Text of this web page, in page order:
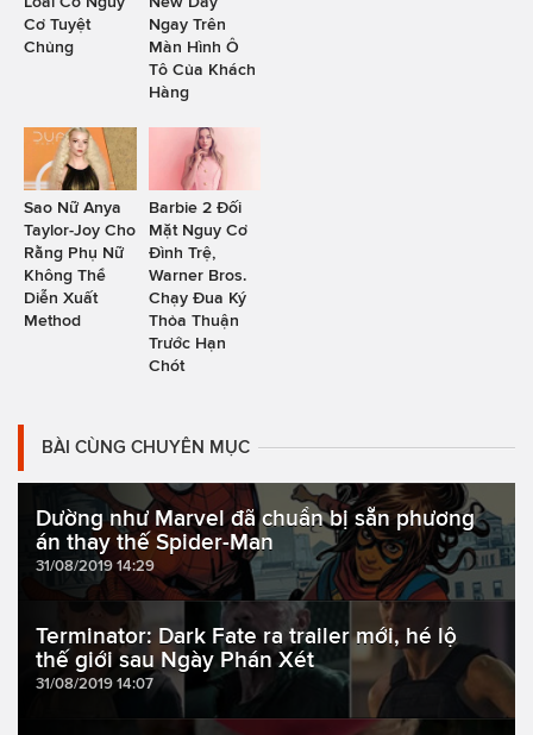
Cơ Tuyệt
Chủng
Ngay Trên
Màn Hình Ô
Tô Của Khách
Hàng
Sao Nữ Anya
Taylor-Joy Cho
Rằng Phụ Nữ
Không Thể
Diễn Xuất
Method
Barbie 2 Đối
Mặt Nguy Cơ
Đình Trệ,
Warner Bros.
Chạy Đua Ký
Thỏa Thuận
Trước Hạn
Chót
BÀI CÙNG CHUYÊN MỤC
Dường như Marvel đã chuẩn bị sẵn phương
án thay thế Spider-Man
31/08/2019 14:29
Terminator: Dark Fate ra trailer mới, hé lộ
thế giới sau Ngày Phán Xét
31/08/2019 14:07